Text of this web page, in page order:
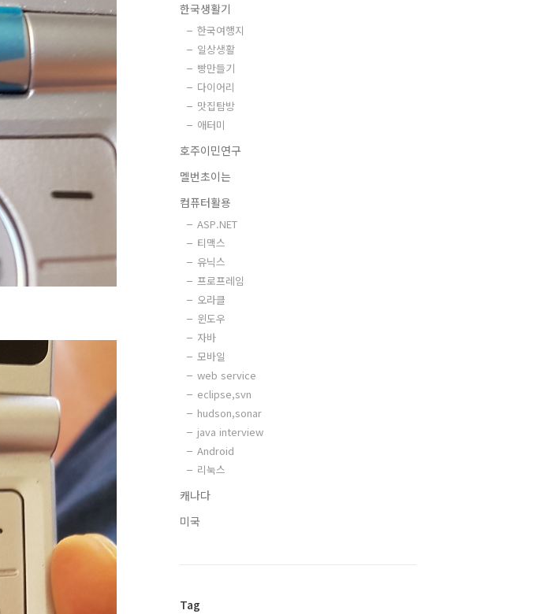
한국생활기
한국여행지
일상생활
빵만들기
다이어리
맛집탐방
애터미
호주이민연구
멜번초이는
컴퓨터활용
ASP.NET
티맥스
유닉스
프로프레임
오라클
윈도우
자바
모바일
web service
eclipse,svn
hudson,sonar
java interview
Android
리눅스
캐나다
미국
Tag